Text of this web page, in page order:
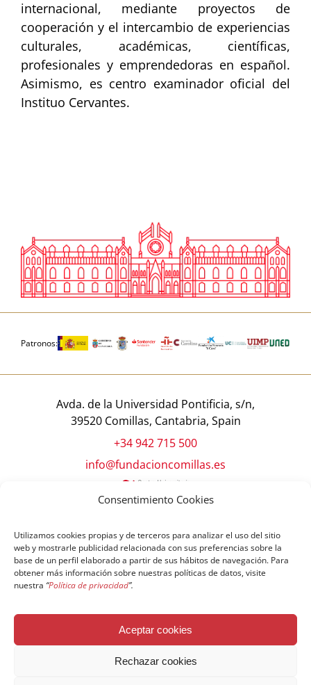
Consentimiento Cookies
Utilizamos cookies propias y de terceros para analizar el uso del sitio
web y mostrarle publicidad relacionada con sus preferencias sobre la
base de un perfil elaborado a partir de sus hábitos de navegación. Para
obtener más información sobre nuestras políticas de datos, visite
nuestra “Política de privacidad”.
Aceptar cookies
Rechazar cookies
internacional, mediante proyectos de
cooperación y el intercambio de experiencias
culturales, académicas, científicas,
profesionales y emprendedoras en español.
Asimismo, es centro examinador oficial del
Instituo Cervantes.
Patronos:
Avda. de la Universidad Pontificia, s/n,
39520 Comillas, Cantabria, Spain
+34 942 715 500
info@fundacioncomillas.es
© Copyright Fundación Comillas
Política de cookies
Política de privacidad
Aviso legal